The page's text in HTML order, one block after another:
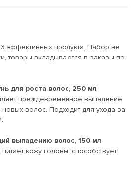
эффективных продукта. Набор не
товары вкладываются в заказы по
для роста волос, 250 мл
преждевременное выпадение
новых волос. Подходит для ухода за
выпадению волос, 150 мл
кожу головы, способствует